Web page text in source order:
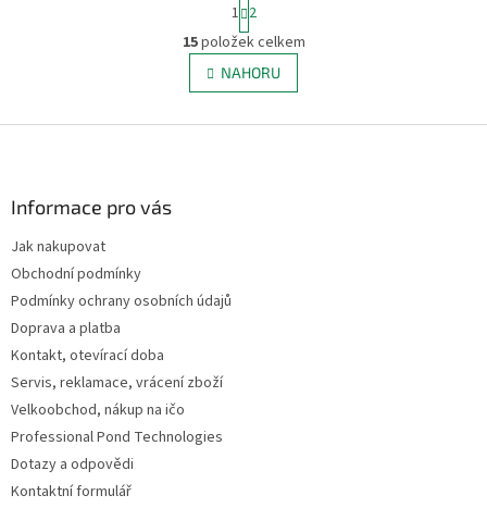
O
v
l
á
t
r
á
n
k
v
1 2
15položek celkem
NAHORU
Informace pro vás
Jak nakupovat
Obchodní podmínky
Podmínky ochrany osobních údajů
Doprava a platba
Kontakt, otevírací doba
Servis, reklamace, vrácení zboží
Velkoobchod, nákup na ičo
Professional Pond Technologies
Dotazy a odpovědi
Kontaktní formulář